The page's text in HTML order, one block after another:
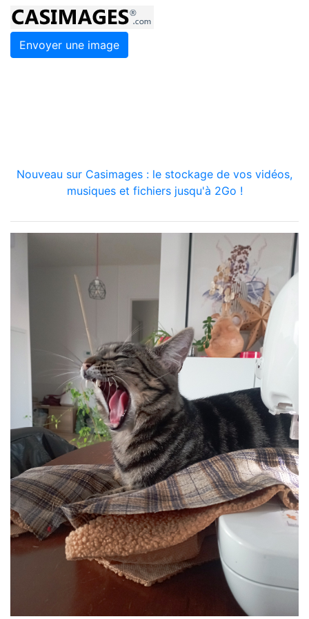
Envoyer une image
Nouveau sur Casimages : le stockage de vos vidéos,
musiques et fichiers jusqu'à 2Go !